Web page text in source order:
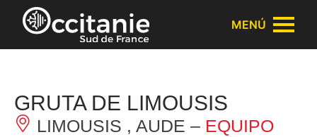
Panel de gestión de cookies
MENÚ
GRUTA DE LIMOUSIS
LIMOUSIS , AUDE – EQUIPO